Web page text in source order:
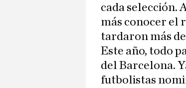
cada selección.
más conocer el
tardaron más de
Este año, todo
del Barcelona.
futbolistas